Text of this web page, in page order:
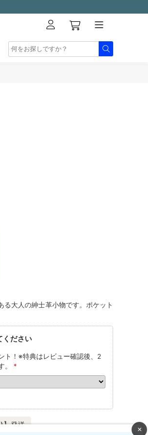
大人の紳士革小物です。ポケット
ください
ト！※特典はレビュー確認後、2
*
】発送